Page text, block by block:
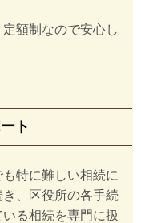
額制なので安心し
ト
特に難しい相続に
、区役所の各手続
る相続を専門に扱